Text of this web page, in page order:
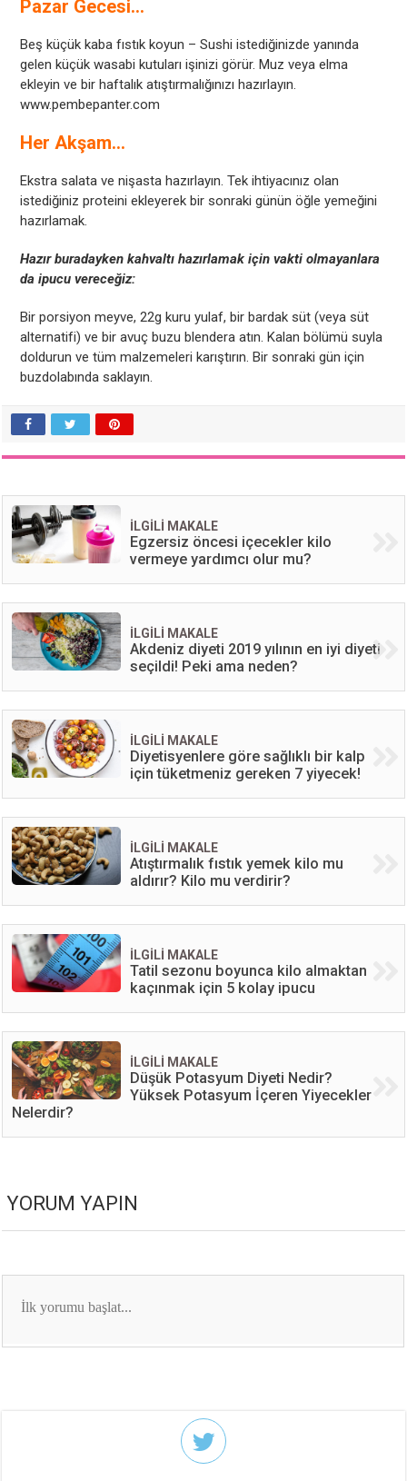
Pazar Gecesi…
Beş küçük kaba fıstık koyun – Sushi istediğinizde yanında
gelen küçük wasabi kutuları işinizi görür. Muz veya elma
ekleyin ve bir haftalık atıştırmalığınızı hazırlayın.
www.pembepanter.com
Her Akşam…
Ekstra salata ve nişasta hazırlayın. Tek ihtiyacınız olan
istediğiniz proteini ekleyerek bir sonraki günün öğle yemeğini
hazırlamak.
Hazır buradayken kahvaltı hazırlamak için vakti olmayanlara
da ipucu vereceğiz:
Bir porsiyon meyve, 22g kuru yulaf, bir bardak süt (veya süt
alternatifi) ve bir avuç buzu blendera atın. Kalan bölümü suyla
doldurun ve tüm malzemeleri karıştırın. Bir sonraki gün için
buzdolabında saklayın.
İLGİLİ MAKALE
Egzersiz öncesi içecekler kilo
vermeye yardımcı olur mu?
İLGİLİ MAKALE
Akdeniz diyeti 2019 yılının en iyi diyeti
seçildi! Peki ama neden?
İLGİLİ MAKALE
Diyetisyenlere göre sağlıklı bir kalp
için tüketmeniz gereken 7 yiyecek!
İLGİLİ MAKALE
Atıştırmalık fıstık yemek kilo mu
aldırır? Kilo mu verdirir?
İLGİLİ MAKALE
Tatil sezonu boyunca kilo almaktan
kaçınmak için 5 kolay ipucu
İLGİLİ MAKALE
Düşük Potasyum Diyeti Nedir?
Yüksek Potasyum İçeren Yiyecekler
Nelerdir?
YORUM YAPIN